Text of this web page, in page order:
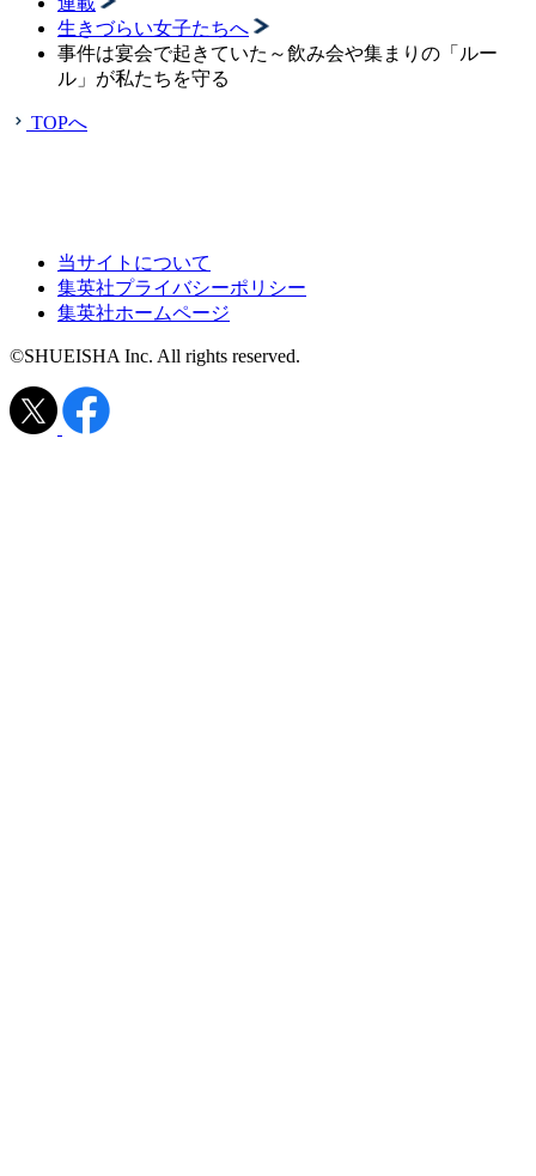
生きづらい女子たちへ
事件は宴会で起きていた～飲み会や集まりの「ルー
ル」が私たちを守る
TOPへ
当サイトについて
集英社プライバシーポリシー
集英社ホームページ
©SHUEISHA Inc. All rights reserved.